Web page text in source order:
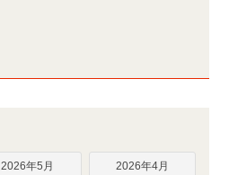
2026年5月 2026年4月